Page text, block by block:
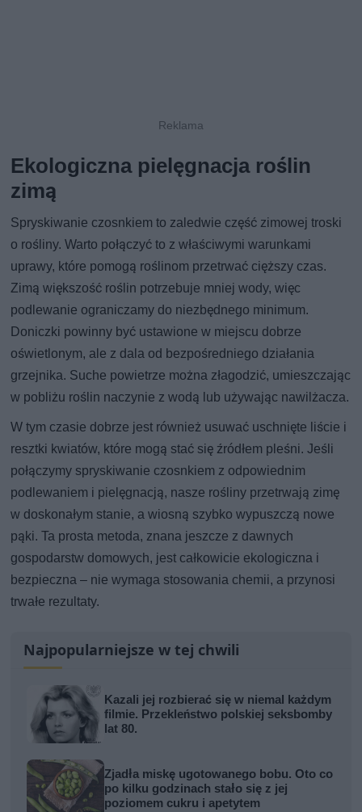
Ekologiczna pielęgnacja roślin
zimą
Spryskiwanie czosnkiem to zaledwie część zimowej troski
o rośliny. Warto połączyć to z właściwymi warunkami
uprawy, które pomogą roślinom przetrwać cięższy czas.
Zimą większość roślin potrzebuje mniej wody, więc
podlewanie ograniczamy do niezbędnego minimum.
Doniczki powinny być ustawione w miejscu dobrze
oświetlonym, ale z dala od bezpośredniego działania
grzejnika. Suche powietrze można złagodzić, umieszczając
w pobliżu roślin naczynie z wodą lub używając nawilżacza.
W tym czasie dobrze jest również usuwać uschnięte liście i
resztki kwiatów, które mogą stać się źródłem pleśni. Jeśli
połączymy spryskiwanie czosnkiem z odpowiednim
podlewaniem i pielęgnacją, nasze rośliny przetrwają zimę
w doskonałym stanie, a wiosną szybko wypuszczą nowe
pąki. Ta prosta metoda, znana jeszcze z dawnych
gospodarstw domowych, jest całkowicie ekologiczna i
bezpieczna – nie wymaga stosowania chemii, a przynosi
trwałe rezultaty.
Najpopularniejsze w tej chwili
Kazali jej rozbierać się w niemal każdym
filmie. Przekleństwo polskiej seksbomby
lat 80.
Zjadła miskę ugotowanego bobu. Oto co
po kilku godzinach stało się z jej
poziomem cukru i apetytem